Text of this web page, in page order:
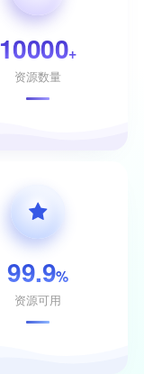
10000+
资源数量
99.9%
资源可用